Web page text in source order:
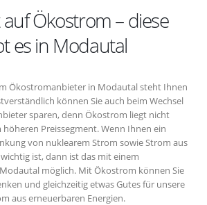
auf Ökostrom – diese
es in Modautal
Ökostromanbieter in Modautal steht Ihnen
können Sie auch beim Wechsel
sparen, denn Ökostrom liegt nicht
Preissegment. Wenn Ihnen ein
von nuklearem Strom sowie Strom aus
ist, dann ist das mit einem
möglich. Mit Ökostrom können Sie
und gleichzeitig etwas Gutes für unsere
aus erneuerbaren Energien.